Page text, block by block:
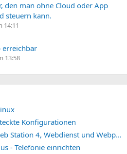
den man ohne Cloud oder App
steuern kann.
14:11
erreichbar
13:58
Konfigurationen
Synology DSM 7.2/7.3, Web Station 4, Webdienst und Webportal erstellen (ehemals vHost)
- Telefonie einrichten